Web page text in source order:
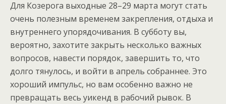
Для Козерога выходные 28–29 марта могут стать
очень полезным временем закрепления, отдыха и
внутреннего упорядочивания. В субботу вы,
вероятно, захотите закрыть несколько важных
вопросов, навести порядок, завершить то, что
долго тянулось, и войти в апрель собраннее. Это
хороший импульс, но вам особенно важно не
превращать весь уикенд в рабочий рывок. В